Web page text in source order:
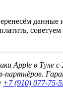
данные
Apple в Туле
партнёров.
+7 (910) 077-75-